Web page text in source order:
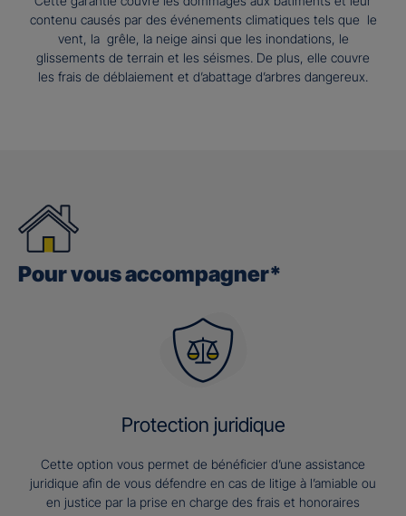
contenu causés par des événements climatiques tels que le
vent, la grêle, la neige ainsi que les inondations, le
glissements de terrain et les séismes. De plus, elle couvre
les frais de déblaiement et d’abattage d’arbres dangereux.
Pour vous accompagner*
Protection juridique
Cette option vous permet de bénéficier d’une assistance
juridique afin de vous défendre en cas de litige à l’amiable ou
en justice par la prise en charge des frais et honoraires